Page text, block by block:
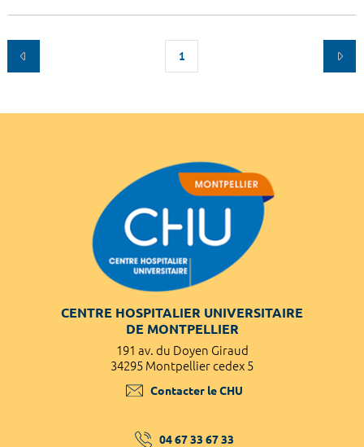
1
CENTRE HOSPITALIER UNIVERSITAIRE
DE MONTPELLIER
191 av. du Doyen Giraud
34295 Montpellier cedex 5
Contacter le CHU
04 67 33 67 33